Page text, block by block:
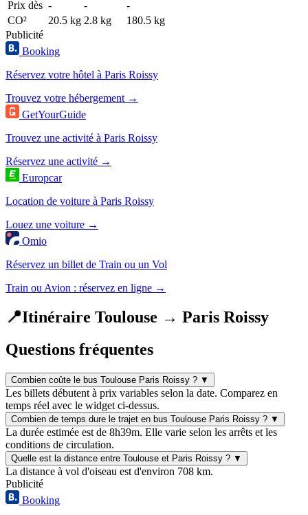
Prix dès - -
-
CO²
20.5 kg 2.8 kg
180.5 kg
Publicité
Booking
Réservez votre hôtel à Paris Roissy
Trouvez votre hébergement →
GetYourGuide
Trouvez une activité à Paris Roissy
Réservez une activité →
Europcar
Location de voiture à Paris Roissy
Louez une voiture →
Omio
Réservez un billet de Train ou un Vol
Train ou Avion : réservez en ligne →
📍Itinéraire Toulouse → Paris Roissy
Questions fréquentes
Combien coûte le bus Toulouse Paris Roissy ? ▼
Les billets débutent à prix variables selon la date. Comparez en
temps réel avec le widget ci-dessus.
Combien de temps dure le trajet en bus Toulouse Paris Roissy ? ▼
La durée estimée est de 8h39m. Elle varie selon les arrêts et les
conditions de circulation.
Quelle est la distance entre Toulouse et Paris Roissy ? ▼
La distance à vol d'oiseau est d'environ 708 km.
Publicité
Booking